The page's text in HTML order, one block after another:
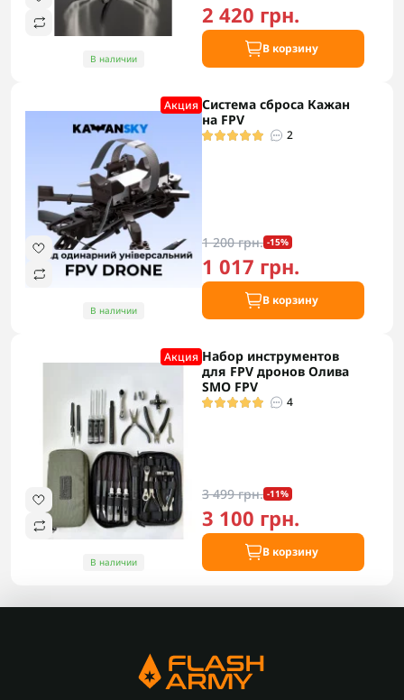
В наличии
2 420 грн.
В корзину
Акция
В наличии
Система сброса Кажан
на FPV
2
1 200 грн. -15%
1 017 грн.
В корзину
Акция
В наличии
Набор инструментов
для FPV дронов Олива
SMO FPV
4
3 499 грн. -11%
3 100 грн.
В корзину